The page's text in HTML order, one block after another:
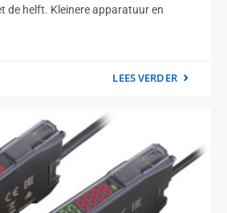
de helft. Kleinere apparatuur en
LEES VERDER